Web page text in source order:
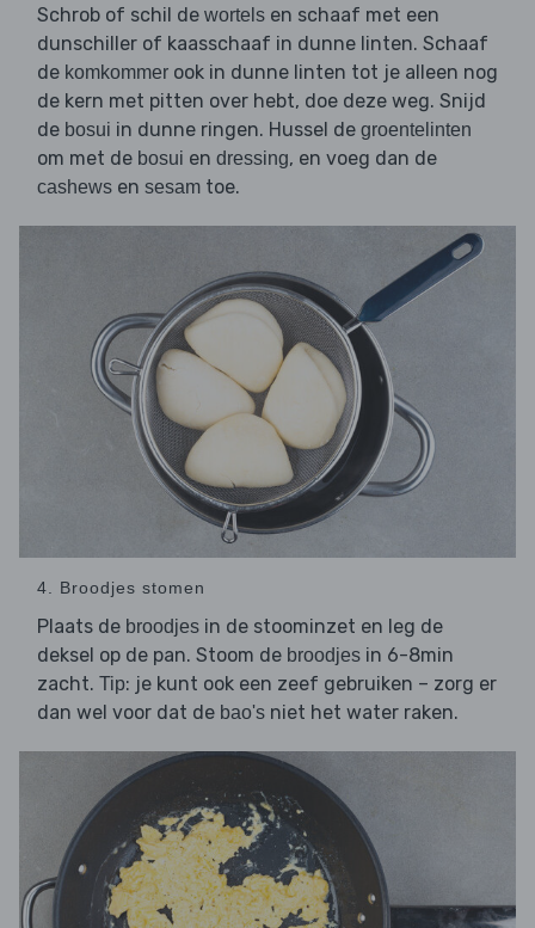
Schrob of schil de wortels en schaaf met een
dunschiller of kaasschaaf in dunne linten. Schaaf
de komkommer ook in dunne linten tot je alleen nog
de kern met pitten over hebt, doe deze weg. Snijd
de bosui in dunne ringen. Hussel de groentelinten
om met de bosui en dressing, en voeg dan de
cashews en sesam toe.
4. Broodjes stomen
Plaats de broodjes in de stoominzet en leg de
deksel op de pan. Stoom de broodjes in 6-8min
zacht. Tip: je kunt ook een zeef gebruiken – zorg er
dan wel voor dat de bao's niet het water raken.